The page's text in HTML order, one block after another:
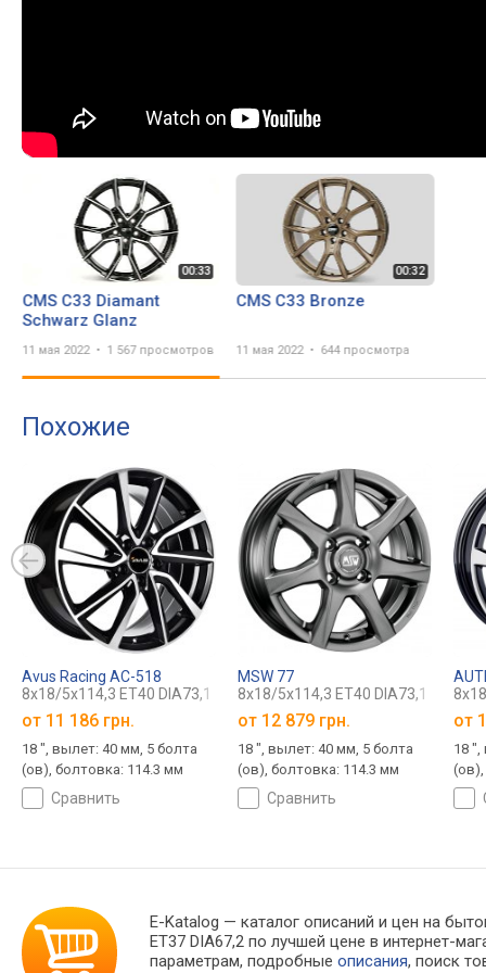
CMS C33 Diamant
Schwarz Glanz
11 мая 2022 1 567 просмотров
CMS C33 Bronze
11 мая 2022 644 просмотра
Похожие
Avus Racing AC-518
8x18/5x114,3 ET40 DIA73,1
от 11 186 грн.
18 ", вылет: 40 мм, 5 болта
(ов), болтовка: 114.3 мм
сравнить
MSW 77
8x18/5x114,3 ET40 DIA73,1
от 12 879 грн.
18 ", вылет: 40 мм, 5 болта
(ов), болтовка: 114.3 мм
сравнить
от
18 ",
(ов),
E-Katalog — каталог описаний и цен на
ET37 DIA67,2 по лучшей цене в интернет-
параметрам, подробныеописания, поиск